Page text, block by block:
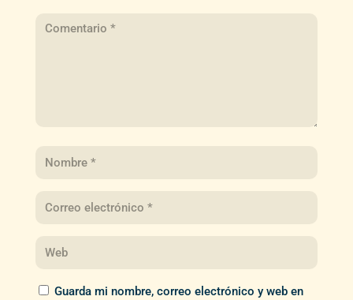
Guarda mi nombre, correo electrónico y web en